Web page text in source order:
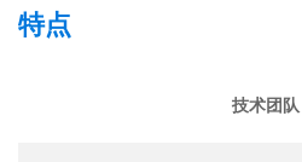
特点
技术团队